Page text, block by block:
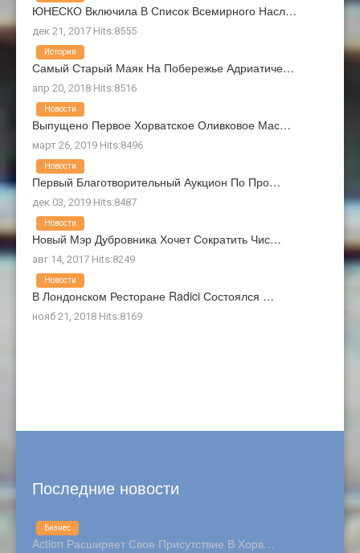
ЮНЕСКО Включила В Список Всемирного Насл…
дек 21, 2017 Hits:8555
Самый Старый Маяк На Побережье Адриатиче…
апр 20, 2018 Hits:8516
История
Выпущено Первое Хорватское Оливковое Мас…
март 26, 2019 Hits:8496
Новости
Первый Благотворительный Аукцион По Про…
дек 03, 2019 Hits:8487
Новости
Новый Мэр Дубровника Хочет Сократить Чис…
авг 14, 2017 Hits:8249
Новости
В Лондонском Ресторане Radici Состоялся …
нояб 21, 2018 Hits:8169
Новости
Последние новости
Action Расширяет Свое Присутствие В Хорв…
Бизнес